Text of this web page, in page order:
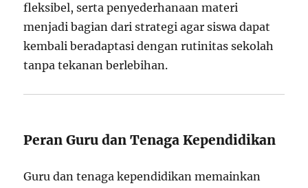
fleksibel, serta penyederhanaan materi
menjadi bagian dari strategi agar siswa dapat
kembali beradaptasi dengan rutinitas sekolah
tanpa tekanan berlebihan.
Peran Guru dan Tenaga Kependidikan
Guru dan tenaga kependidikan memainkan